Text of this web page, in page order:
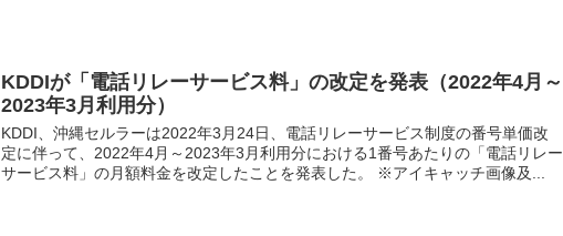
KDDIが「電話リレーサービス料」の改定を発表（2022年4月～
2023年3月利用分）
KDDI、沖縄セルラーは2022年3月24日、電話リレーサービス制度の番号単価改
定に伴って、2022年4月～2023年3月利用分における1番号あたりの「電話リレー
サービス料」の月額料金を改定したことを発表した。 ※アイキャッチ画像及...